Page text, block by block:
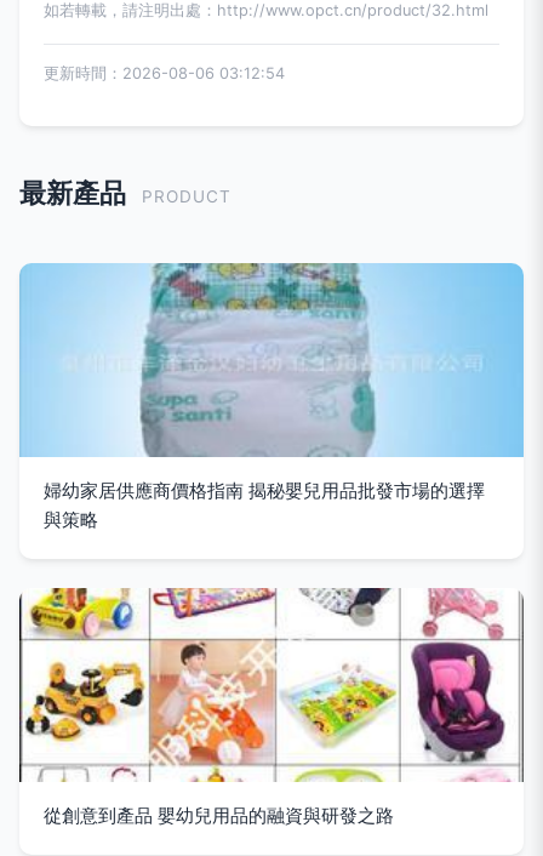
如若轉載，請注明出處：http://www.opct.cn/product/32.html
更新時間：2026-08-06 03:12:54
最新產品 PRODUCT
婦幼家居供應商價格指南 揭秘嬰兒用品批發市場的選擇
與策略
從創意到產品 嬰幼兒用品的融資與研發之路